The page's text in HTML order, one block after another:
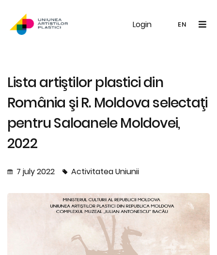
Login EN
UAP Galerie Noutăți
Lista artiştilor plastici din
România şi R. Moldova selectaţi
pentru Saloanele Moldovei,
2022
7 july 2022 Activitatea Uniunii